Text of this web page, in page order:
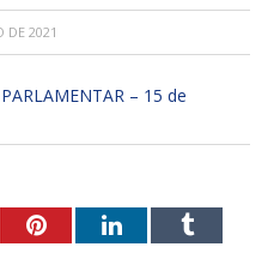
DE 2021
– 15 de
PinterestLinkedInTumblr